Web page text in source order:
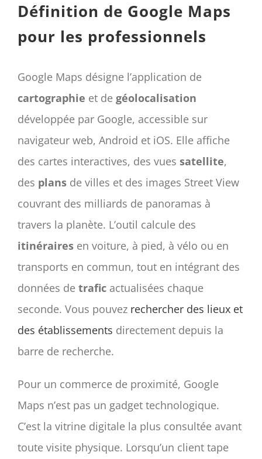
Définition de Google Maps
pour les professionnels
Google Maps désigne l’application de
cartographie et de géolocalisation
développée par Google, accessible sur
navigateur web, Android et iOS. Elle affiche
des cartes interactives, des vues satellite,
des plans de villes et des images Street View
couvrant des milliards de panoramas à
travers la planète. L’outil calcule des
itinéraires en voiture, à pied, à vélo ou en
transports en commun, tout en intégrant des
données de trafic actualisées chaque
seconde. Vous pouvez rechercher des lieux et
des établissements directement depuis la
barre de recherche.
Pour un commerce de proximité, Google
Maps n’est pas un gadget technologique.
C’est la vitrine digitale la plus consultée avant
toute visite physique. Lorsqu’un client tape